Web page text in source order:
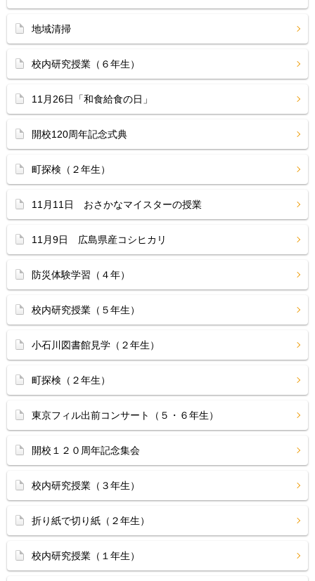
地域清掃
校内研究授業（６年生）
11月26日「和食給食の日」
開校120周年記念式典
町探検（２年生）
11月11日 おさかなマイスターの授業
11月9日 広島県産コシヒカリ
防災体験学習（４年）
校内研究授業（５年生）
小石川図書館見学（２年生）
町探検（２年生）
東京フィル出前コンサート（５・６年生）
開校１２０周年記念集会
校内研究授業（３年生）
折り紙で切り紙（２年生）
校内研究授業（１年生）